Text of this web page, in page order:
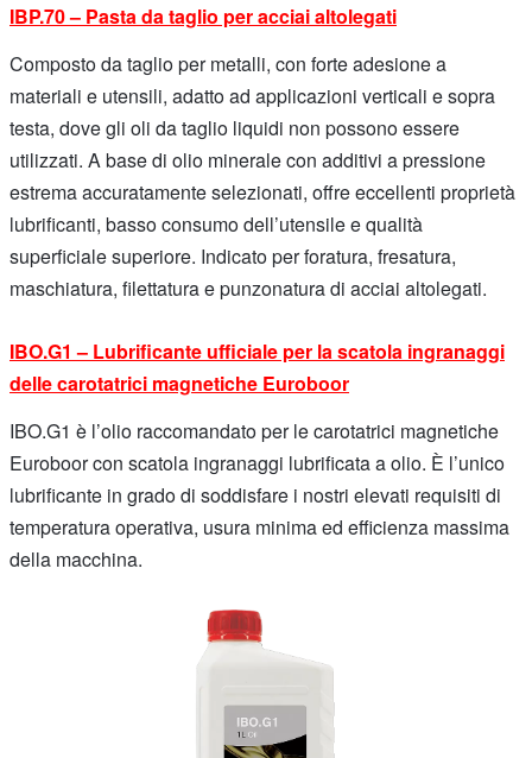
IBP.70 – Pasta da taglio per acciai altolegati
Composto da taglio per metalli, con forte adesione a
materiali e utensili, adatto ad applicazioni verticali e sopra
testa, dove gli oli da taglio liquidi non possono essere
utilizzati. A base di olio minerale con additivi a pressione
estrema accuratamente selezionati, offre eccellenti proprietà
lubrificanti, basso consumo dell’utensile e qualità
superficiale superiore. Indicato per foratura, fresatura,
maschiatura, filettatura e punzonatura di acciai altolegati.
IBO.G1 – Lubrificante ufficiale per la scatola ingranaggi
delle carotatrici magnetiche Euroboor
IBO.G1 è l’olio raccomandato per le carotatrici magnetiche
Euroboor con scatola ingranaggi lubrificata a olio. È l’unico
lubrificante in grado di soddisfare i nostri elevati requisiti di
temperatura operativa, usura minima ed efficienza massima
della macchina.